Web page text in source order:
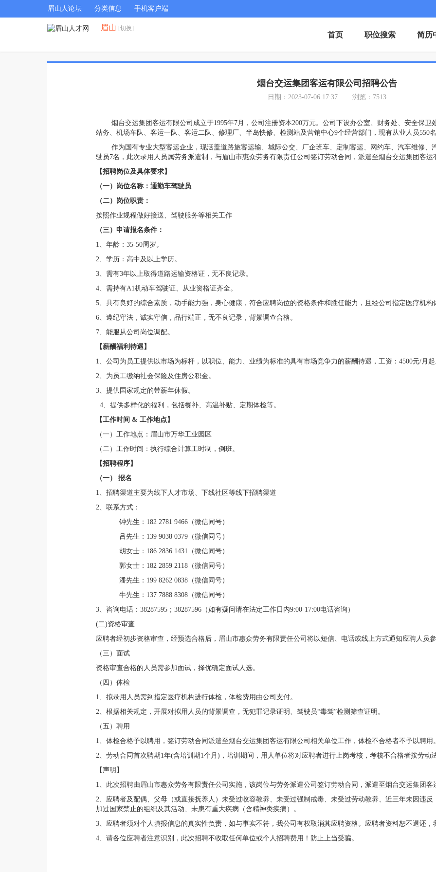
眉山人论坛 分类信息 手机客户端
眉山 [切换]
首页 职位搜索 简历
烟台交运集团客运有限公司招聘公告
日期：2023-07-06 17:37 浏览：7513
烟台交运集团客运有限公司成立于1995年7月，公司注册资本200万元。公司下设办公室、财务处、安全保卫
站务、机场车队、客运一队、客运二队、修理厂、半岛快修、检测站及营销中心9个经营部门，现有从业人员550名
作为国有专业大型客运企业，现涵盖道路旅客运输、城际公交、厂企班车、定制客运、网约车、汽车维修、
驶员7名，此次录用人员属劳务派遣制，与眉山市惠众劳务有限责任公司签订劳动合同，派遣至烟台交运集团客运
【招聘岗位及具体要求】
（一）岗位名称：通勤车驾驶员
（二）岗位职责：
按照作业规程做好接送、驾驶服务等相关工作
（三）申请报名条件：
1、年龄：35-50周岁。
2、学历：高中及以上学历。
3、需有3年以上取得道路运输资格证，无不良记录。
4、需持有A1机动车驾驶证、从业资格证齐全。
5、具有良好的综合素质，动手能力强，身心健康，符合应聘岗位的资格条件和胜任能力，且经公司指定医疗机构
6、遵纪守法，诚实守信，品行端正，无不良记录，背景调查合格。
7、能服从公司岗位调配。
【薪酬福利待遇】
1、公司为员工提供以市场为标杆，以职位、能力、业绩为标准的具有市场竞争力的薪酬待遇，工资：4500元/月起
2、为员工缴纳社会保险及住房公积金。
3、提供国家规定的带薪年休假。
4、提供多样化的福利，包括餐补、高温补贴、定期体检等。
【工作时间 & 工作地点】
（一）工作地点：眉山市万华工业园区
（二）工作时间：执行综合计算工时制，倒班。
【招聘程序】
（一） 报名
1、招聘渠道主要为线下人才市场、下线社区等线下招聘渠道
2、联系方式：
钟先生：182 2781 9466（微信同号）
吕先生：139 9038 0379（微信同号）
胡女士：186 2836 1431（微信同号）
郭女士：182 2859 2118（微信同号）
潘先生：199 8262 0838（微信同号）
牛先生：137 7888 8308（微信同号）
3、咨询电话：38287595；38287596（如有疑问请在法定工作日内9:00-17:00电话咨询）
(二)资格审查
应聘者经初步资格审查，经预选合格后，眉山市惠众劳务有限责任公司将以短信、电话或线上方式通知应聘人员参
（三）面试
资格审查合格的人员需参加面试，择优确定面试人选。
（四）体检
1、拟录用人员需到指定医疗机构进行体检，体检费用由公司支付。
2、根据相关规定，开展对拟用人员的背景调查，无犯罪记录证明、驾驶员“毒驾”检测筛查证明。
（五）聘用
1、体检合格予以聘用，签订劳动合同派遣至烟台交运集团客运有限公司相关单位工作，体检不合格者不予以聘用。
2、劳动合同首次聘期1年(含培训期1个月)，培训期间，用人单位将对应聘者进行上岗考核，考核不合格者按劳动
【声明】
1、此次招聘由眉山市惠众劳务有限责任公司实施，该岗位与劳务派遣公司签订劳动合同，派遣至烟台交运集团客
2、应聘者及配偶、父母（或直接抚养人）未受过收容教养、未受过强制戒毒、未受过劳动教养、近三年未因违
加过国家禁止的组织及其活动、未患有重大疾病（含精神类疾病）。
3、应聘者须对个人填报信息的真实性负责，如与事实不符，我公司有权取消其应聘资格。应聘者资料恕不退还，
4、请各位应聘者注意识别，此次招聘不收取任何单位或个人招聘费用！防止上当受骗。